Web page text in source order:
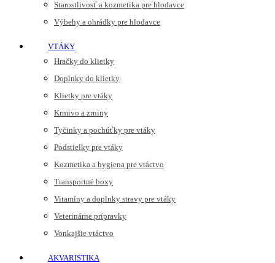
Starostlivosť a kozmetika pre hlodavce
Výbehy a ohrádky pre hlodavce
VTÁKY
Hračky do klietky
Doplnky do klietky
Klietky pre vtáky
Krmivo a zrniny
Tyčinky a pochúťky pre vtáky
Podstielky pre vtáky
Kozmetika a hygiena pre vtáctvo
Transportné boxy
Vitamíny a doplnky stravy pre vtáky
Veterinárne prípravky
Vonkajšie vtáctvo
AKVARISTIKA